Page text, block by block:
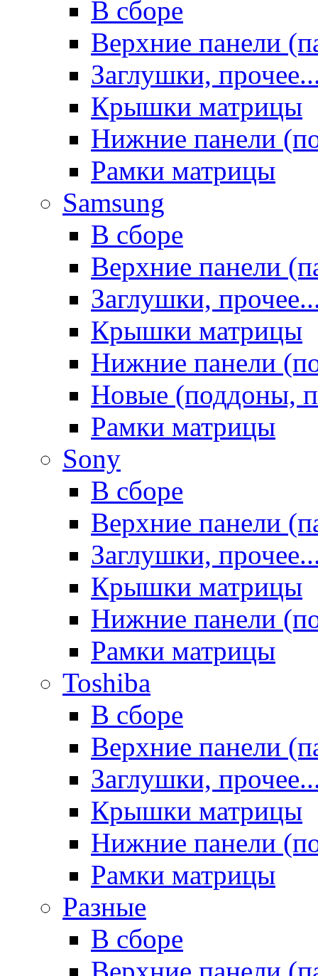
В сборе
Верхние панели
Заглушки,
Крышки матрицы
Нижние панели
Рамки матрицы
Samsung
В сборе
Верхние панели
Заглушки,
Крышки матрицы
Нижние панели
Новые (поддоны,
Рамки матрицы
Sony
В сборе
Верхние панели
Заглушки,
Крышки матрицы
Нижние панели
Рамки матрицы
Toshiba
В сборе
Верхние панели
Заглушки,
Крышки матрицы
Нижние панели
Рамки матрицы
Разные
В сборе